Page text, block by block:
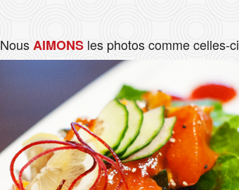
NousAIMONSles photos comme celles-ci